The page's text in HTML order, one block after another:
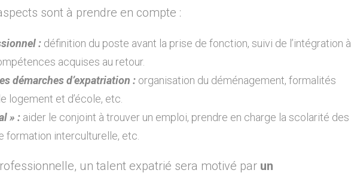
sont à prendre en compte :
: définition du poste avant la prise de fonction, suivi de l’intégration à
acquises au retour.
démarches d’expatriation : organisation du déménagement, formalités
logement et d’école, etc.
» : aider le conjoint à trouver un emploi, prendre en charge la scolarité des
formation interculturelle, etc.
un talent expatrié sera motivé par un